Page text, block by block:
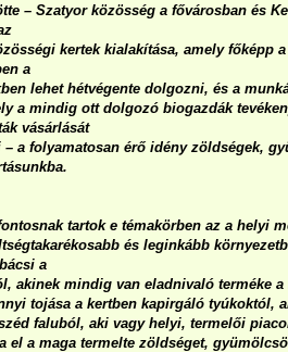
– Szatyor közösség a fővárosban és
kertek kialakítása, amely főképp
a
lehet hétvégente dolgozni, és a
a mindig ott dolgozó biogazdák
vásárlását
– a folyamatosan érő idény zöldségek,
tartok e témakörben az a helyi
és leginkább
a
akinek mindig van eladnivaló terméke
tojása a kertben kapirgáló tyúkoktól,
faluból, aki vagy helyi, termelői
el a maga termelte zöldséget,